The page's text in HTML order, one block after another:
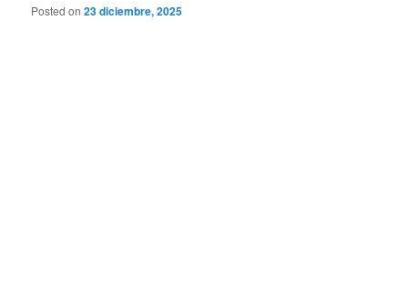
Posted on23 diciembre, 2025